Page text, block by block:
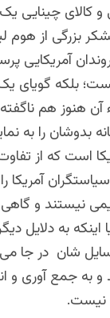
کالای چینایی
بزرگی از هوم
آمریکایی
بلکه گویای
آن هنوز هم
بدوشان را
است که از
سیاستگران
نیستند و
اینکه به دلایل
شان در جا می
به جمع آوری و
نیست.